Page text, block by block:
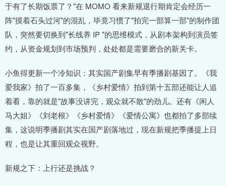
于有了长期饭票了？"在 MOMO 看来新规退行期肯定会经历一
阵"摸着石头过河"的混乱，毕竟习惯了"拍完一部算一部"的制作团
队，突然要切换到"长线养 IP "的思维模式，从剧本架构到演员签
约，从资金规划到市场预判，处处都是需要磨合的新关卡。
小鱼得更新一个冷知识：其实国产剧集早有季播剧基因了。《我
爱我家》拍了一百多集，《乡村爱情》拍到第十五部还能让人追
着看，靠的就是"故事没讲完，观众就不散"的劲儿。还有《闲人
马大姐》《刘老根》《乡村爱情》《爱情公寓》也都拍了多部续
集，这说明季播剧其实在国产剧落地过，现在新规把季播提上日
程，也是让其重回观众视野。
新规之下：上行还是挑战？